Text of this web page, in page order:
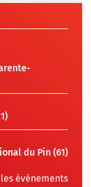
du Pin (61)
les évènements